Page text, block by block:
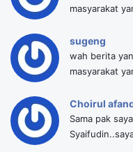
masyarakat
sugeng
wah berita
masyarakat
Choirul
Sama pak